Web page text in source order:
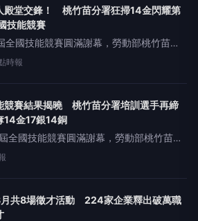
殿堂交鋒！ 桃竹苗分署狂掃14金閃耀第
技能競賽
國技能競賽圓滿謝幕，勞動部桃竹苗分
仁(中)與培訓選手於頒獎典禮合影。(圖／
能競賽於8月2日圓滿落幕，勞動部勞動力
時報
競賽結果揭曉 桃竹苗分署培訓選手再締
14金17銀14銅
全國技能競賽圓滿謝幕，勞動部桃竹苗分
仁(中)與培訓選手於頒獎典禮合影。(圖／
技能競賽於8月2日圓滿落幕，勞動部勞動
共8場徵才活動 224家企業釋出破萬職